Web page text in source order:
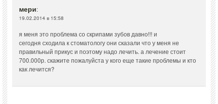
мери:
19.02.2014 в 15:58
я меня это проблема со скрипами зубов давно!!! и
сегодня сходила к стоматологу они сказали что у меня не
правильный прикус и поэтому надо лечить. а лечение стоит
700.000р. скажите пожалуйста у кого еще такие проблемы и кто
как лечится?